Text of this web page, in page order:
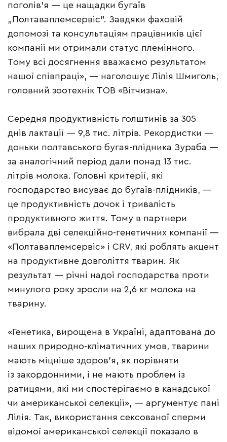
поголів’я — це нащадки бугаїв
„Полтаваплемсервіс”. Завдяки фаховій
допомозі та консультаціям працівників цієї
компанії ми отримали статус племінного.
Тому всі досягнення вважаємо результатом
нашої співпраці», — наголошує Лілія Шмиголь,
головний зоотехнік ТОВ «Вітчизна».
Середня продуктивність голштинів за 305
днів лактації — 9,8 тис. літрів. Рекордистки —
доньки полтавського бугая-плідника Зураба —
за аналогічний період дали понад 13 тис.
літрів молока. Головні критерії, які
господарство висуває до бугаїв-плідників, —
це продуктивність дочок і тривалість
продуктивного життя. Тому в партнери
вибрала дві селекційно-генетичних компанії —
«Полтаваплемсервіс» і CRV, які роблять акцент
на продуктивне довголіття тварин. Як
результат — річні надої господарства проти
минулого року зросли на 2,6 кг молока на
тварину.
«Генетика, вирощена в Україні, адаптована до
наших природно-кліматичних умов, тварини
мають міцніше здоров’я, як порівняти
із закордонними, і не мають проблем із
ратицями, які ми спостерігаємо в канадської
чи американської селекції», — аргументує пані
Лілія. Так, використання сексованої сперми
відомої американської селекції показало в